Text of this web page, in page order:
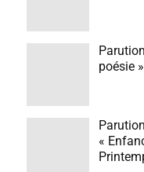
poésie
«